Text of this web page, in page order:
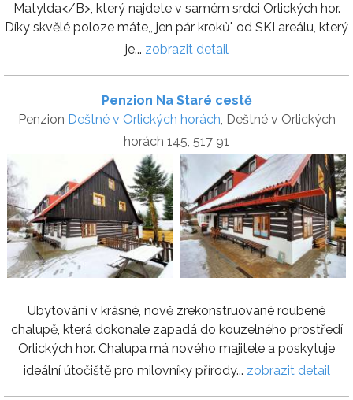
Matylda</B>, který najdete v samém srdci Orlických hor.
Díky skvělé poloze máte,, jen pár kroků" od SKI areálu, který
je... zobrazit detail
Penzion Na Staré cestě
Penzion Deštné v Orlických horách, Deštné v Orlických
horách 145, 517 91
Ubytování v krásné, nově zrekonstruované roubené
chalupě, která dokonale zapadá do kouzelného prostředí
Orlických hor. Chalupa má nového majitele a poskytuje
ideální útočiště pro milovníky přírody... zobrazit detail